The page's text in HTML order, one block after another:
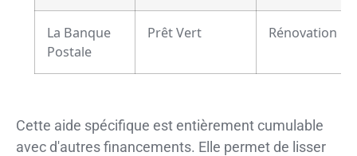
La Banque
Postale
Prêt Vert Rénovation
Cette aide spécifique est entièrement cumulable
avec d'autres financements. Elle permet de lisser